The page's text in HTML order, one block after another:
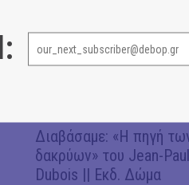
Διαβάσαμε: «Η πηγή
δακρύων» του Jean-Paul
Dubois || Εκδ. Δώμα